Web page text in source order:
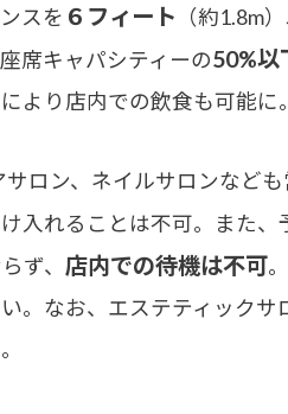
スを ６フィート （約1.8m
席キャパシティーの50%以
より店内での飲食も可能に。
ロン、ネイルサロンなども
入れることは不可。また
ず、 店内での待機は不可
。なお、エステティック